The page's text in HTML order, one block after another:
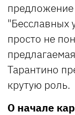
предложение
"Бесславных
просто не
Тарантино
крутую роль.
О начале